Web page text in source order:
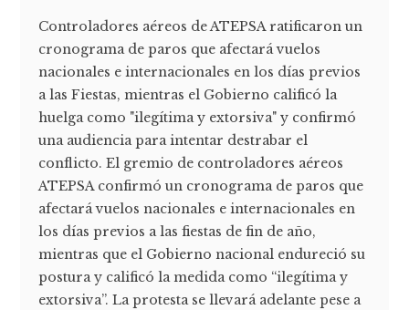
Controladores aéreos de ATEPSA ratificaron un
cronograma de paros que afectará vuelos
nacionales e internacionales en los días previos
a las Fiestas, mientras el Gobierno calificó la
huelga como "ilegítima y extorsiva" y confirmó
una audiencia para intentar destrabar el
conflicto. El gremio de controladores aéreos
ATEPSA confirmó un cronograma de paros que
afectará vuelos nacionales e internacionales en
los días previos a las fiestas de fin de año,
mientras que el Gobierno nacional endureció su
postura y calificó la medida como “ilegítima y
extorsiva”. La protesta se llevará adelante pese a